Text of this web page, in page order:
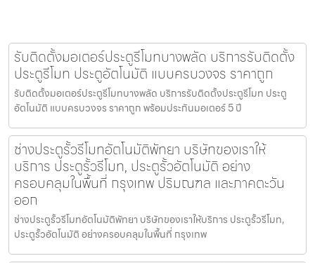
รับติดตั้งมอเตอร์ประตูรีโมทบางพลัด บริการรับติดตั้ง
ประตูรีโมท ประตูอัตโนมัติ แบบครบวงจร ราคาถูก
รับติดตั้งมอเตอร์ประตูรีโมทบางพลัด บริการรับติดตั้งประตูรีโมท ประตู
อัตโนมัติ แบบครบวงจร ราคาถูก พร้อมประกันมอเตอร์ 5 ปี
ช่างประตูรั้วรีโมทอัตโนมัติพัทยา บริษัทของเราให้
บริการ ประตูรั้วรีโมท, ประตูรั้วอัตโนมัติ อย่าง
ครอบคลุมในพื้นที่ กรุงเทพ ปริมณฑล และภาคตะวัน
ออก
ช่างประตูรั้วรีโมทอัตโนมัติพัทยา บริษัทของเราให้บริการ ประตูรั้วรีโมท,
ประตูรั้วอัตโนมัติ อย่างครอบคลุมในพื้นที่ กรุงเทพ